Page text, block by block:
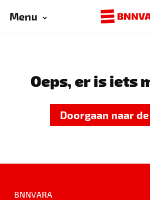
Menu
Oeps, er is iets
Doorgaan naar
BNNVARA